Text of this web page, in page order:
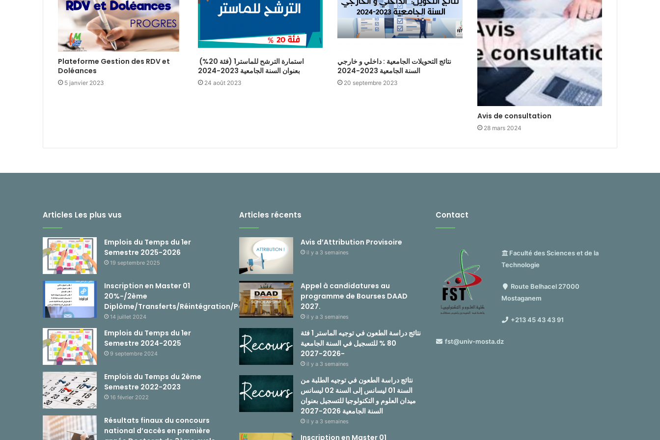
Plateforme Gestion des RDV et
Doléances
5 janvier 2023
استمارة الترشح للماستر1 (فئة 20%)
بعنوان السنة الجامعية 2023-2024
24 août 2023
نتائج التحويلات الجامعية : داخلي و خارجي
السنة الجامعية 2023-2024
20 septembre 2023
Avis de consultation
28 mars 2024
Articles Les plus vus
Emplois du Temps du 1er
Semestre 2025-2026
19 septembre 2025
Inscription en Master 01
20%-/2ème
Diplôme/Transferts/Réintégration/Passerelle
14 juillet 2024
Emplois du Temps du 1er
Semestre 2024-2025
9 septembre 2024
Emplois du Temps du 2ème
Semestre 2022-2023
16 février 2022
Résultats finaux du concours
national d’accès en première
Articles récents
Avis d’Attribution Provisoire
il y a 3 semaines
Appel à candidatures au
programme de Bourses DAAD
2027.
il y a 3 semaines
نتائج دراسة الطعون في توجيه الماستر 1 فئة
80 % للتسجيل في السنة الجامعية
-2026-2027
il y a 3 semaines
نتائج دراسة الطعون في توجيه الطلبة من
السنة 01 ليسانس إلى السنة 02 ليسانس
ميدان العلوم و التكنولوجيا للتسجيل بعنوان
السنة الجامعية 2026-2027
il y a 3 semaines
Inscription en Master 01
Contact
Faculté des Sciences et de la
Technologie
Route Belhacel 27000
Mostaganem
+213 45 43 43 91
fst@univ-mosta.dz